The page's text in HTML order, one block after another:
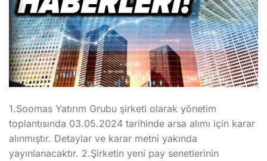
1.Soomas Yatırım Grubu şirketi olarak yönetim
toplantısında 03.05.2024 tarihinde arsa alımı için karar
alınmıştır. Detaylar ve karar metni yakında
yayınlanacaktır. 2.Şirketin yeni pay senetlerinin